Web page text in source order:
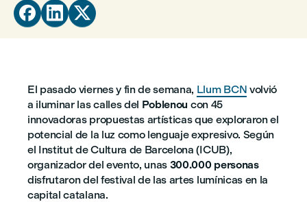
  
El pasado viernes y fin de semana, Llum BCN volvió
a iluminar las calles del Poblenou con 45
innovadoras propuestas artísticas que exploraron el
potencial de la luz como lenguaje expresivo. Según
el Institut de Cultura de Barcelona (ICUB),
organizador del evento, unas 300.000 personas
disfrutaron del festival de las artes lumínicas en la
capital catalana.